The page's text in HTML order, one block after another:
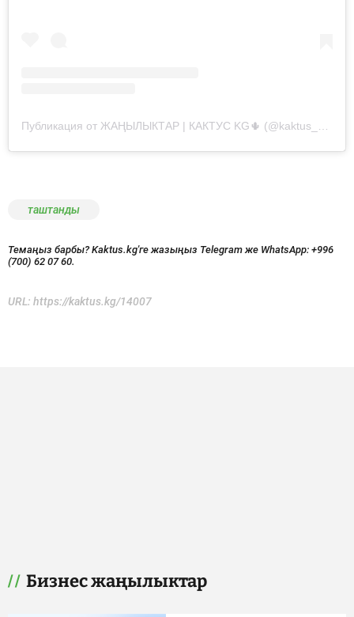
Публикация от ЖАҢЫЛЫКТАР | КАКТУС KG🌵 (@kaktus__kg)
таштанды
Темаңыз барбы? Kaktus.kg'ге жазыңыз Telegram же WhatsApp: +996
(700) 62 07 60.
URL: https://kaktus.kg/14007
Бизнес жаңылыктар